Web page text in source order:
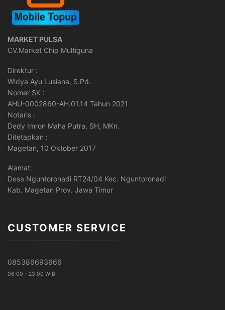
MARKET PULSA
CV.Market Chip Multiguna
Direktur :
Widya Ayu Lusiana, S.Pd.
Nomer SK :
AHU-0002860-AH.01.14 Tahun 2021
Notaris :
Dedy Imron Maha Putra, SH, MKn.
Ditetapkan :
Magetan, 10 Oktober 2017
Alamat:
Desa Nguntoronadi RT24/04 Kec. Nguntoronadi
Kab. Magetan Prov. Jawa Timur
CUSTOMER SERVICE
085386693666
06:00 - 23:00 WIB